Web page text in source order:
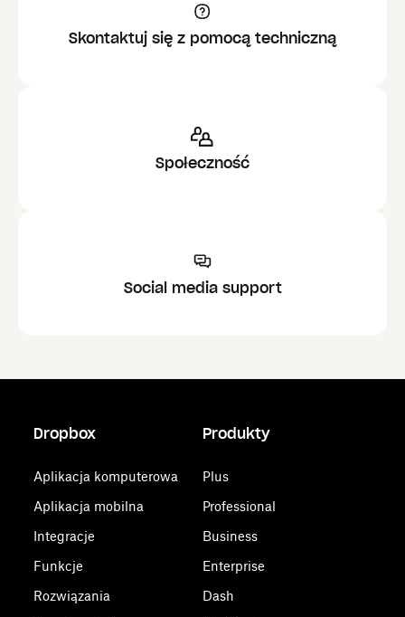
Skontaktuj się z pomocą techniczną
Społeczność
Social media support
Dropbox
Aplikacja komputerowa
Aplikacja mobilna
Integracje
Funkcje
Rozwiązania
Produkty
Plus
Professional
Business
Enterprise
Dash